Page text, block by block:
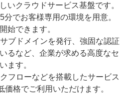
いクラウドサービス基盤です。
でお客様専用の環境を用意。
始できます。
ブドメインを発行、強固な認証
るなど、企業が求める高度なセ
ます。
フローなどを搭載したサービス
価格でご利用いただけます。